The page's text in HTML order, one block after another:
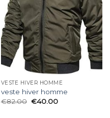
VESTE HIVER HOMME
veste hiver homme
€82.00 €40.00